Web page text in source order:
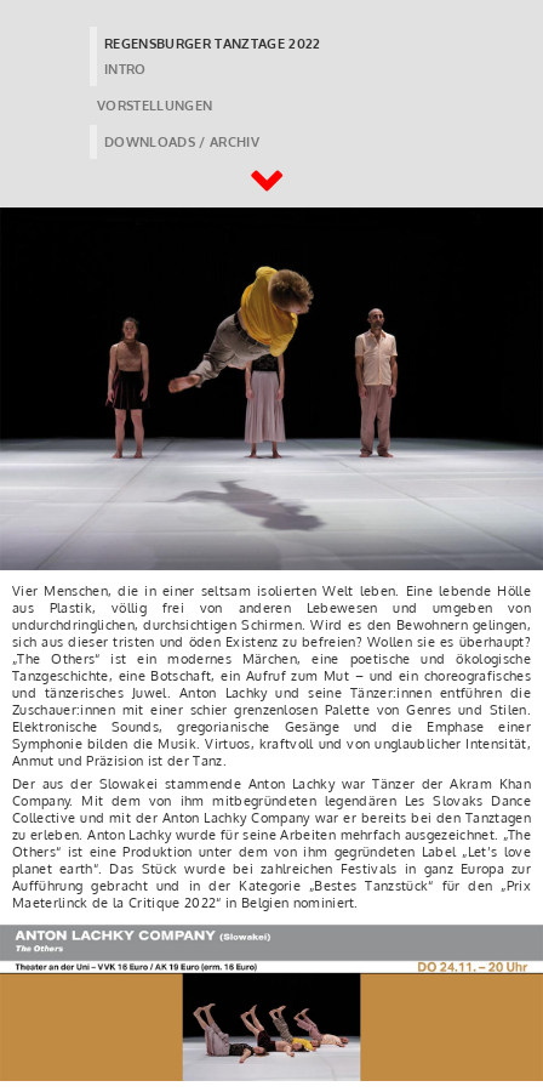
REGENSBURGER TANZTAGE 2022
INTRO
VORSTELLUNGEN
DOWNLOADS / ARCHIV
Vier Menschen, die in einer seltsam isolierten Welt leben. Eine lebende Hölle
aus Plastik, völlig frei von anderen Lebewesen und umgeben von
undurchdringlichen, durchsichtigen Schirmen. Wird es den Bewohnern gelingen,
sich aus dieser tristen und öden Existenz zu befreien? Wollen sie es überhaupt?
„The Others“ ist ein modernes Märchen, eine poetische und ökologische
Tanzgeschichte, eine Botschaft, ein Aufruf zum Mut – und ein choreografisches
und tänzerisches Juwel. Anton Lachky und seine Tänzer:innen entführen die
Zuschauer:innen mit einer schier grenzenlosen Palette von Genres und Stilen.
Elektronische Sounds, gregorianische Gesänge und die Emphase einer
Symphonie bilden die Musik. Virtuos, kraftvoll und von unglaublicher Intensität,
Anmut und Präzision ist der Tanz.
Der aus der Slowakei stammende Anton Lachky war Tänzer der Akram Khan
Company. Mit dem von ihm mitbegründeten legendären Les Slovaks Dance
Collective und mit der Anton Lachky Company war er bereits bei den Tanztagen
zu erleben. Anton Lachky wurde für seine Arbeiten mehrfach ausgezeichnet. „The
Others“ ist eine Produktion unter dem von ihm gegründeten Label „Let’s love
planet earth“. Das Stück wurde bei zahlreichen Festivals in ganz Europa zur
Aufführung gebracht und in der Kategorie „Bestes Tanzstück“ für den „Prix
Maeterlinck de la Critique 2022“ in Belgien nominiert.